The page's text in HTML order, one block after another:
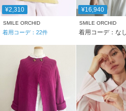
¥2,310
SMILE ORCHID
着用コーデ： 22件
¥16,940
SMILE ORCHID
着用コーデ：なし